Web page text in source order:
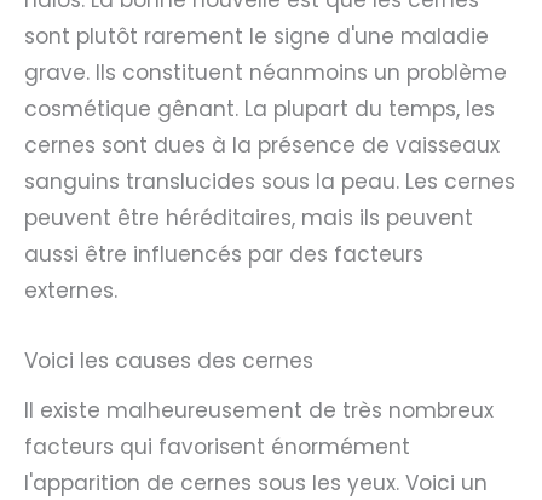
sont plutôt rarement le signe d'une maladie
grave. Ils constituent néanmoins un problème
cosmétique gênant. La plupart du temps, les
cernes sont dues à la présence de vaisseaux
sanguins translucides sous la peau. Les cernes
peuvent être héréditaires, mais ils peuvent
aussi être influencés par des facteurs
externes.
Voici les causes des cernes
Il existe malheureusement de très nombreux
facteurs qui favorisent énormément
l'apparition de cernes sous les yeux. Voici un